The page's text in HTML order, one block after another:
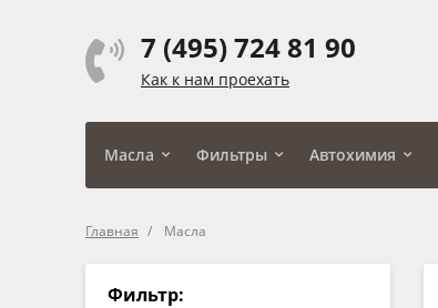
7 (495) 724 81 90
Как к нам проехать
Масла Фильтры Автохимия
Главная Масла
Фильтр: